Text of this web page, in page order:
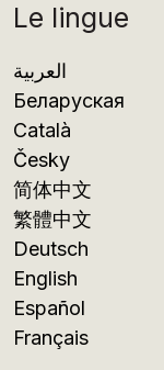
Le lingue
العربية
Беларуская
Català
Česky
简体中文
繁體中文
Deutsch
English
Español
Français